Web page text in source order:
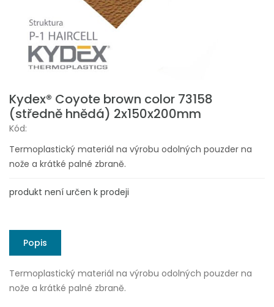
Kydex® Coyote brown color 73158
(středně hnědá) 2x150x200mm
Kód:
Termoplastický materiál na výrobu odolných pouzder na
nože a krátké palné zbraně.
produkt není určen k prodeji
Popis
Termoplastický materiál na výrobu odolných pouzder na
nože a krátké palné zbraně.